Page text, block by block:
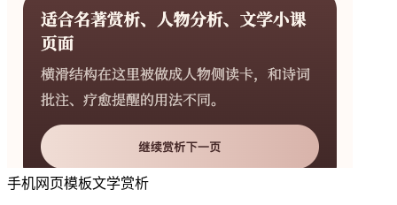
手机网页模板文学赏析